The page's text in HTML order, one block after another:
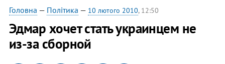
Головна — Політика — 10 лютого 2010, 12:50
Эдмар хочет стать украинцем не
из-за сборной